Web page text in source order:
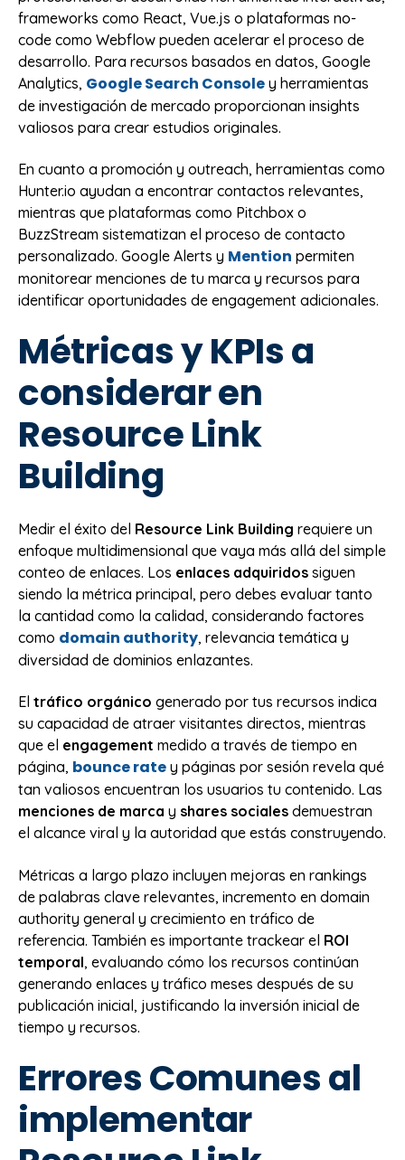
frameworks como React, Vue.js o plataformas no-
code como Webflow pueden acelerar el proceso de
desarrollo. Para recursos basados en datos, Google
Analytics, Google Search Console y herramientas
de investigación de mercado proporcionan insights
valiosos para crear estudios originales.
En cuanto a promoción y outreach, herramientas como
Hunter.io ayudan a encontrar contactos relevantes,
mientras que plataformas como Pitchbox o
BuzzStream sistematizan el proceso de contacto
personalizado. Google Alerts y Mention permiten
monitorear menciones de tu marca y recursos para
identificar oportunidades de engagement adicionales.
Métricas y KPIs a
considerar en
Resource Link
Building
Medir el éxito del Resource Link Building requiere un
enfoque multidimensional que vaya más allá del simple
conteo de enlaces. Los enlaces adquiridos siguen
siendo la métrica principal, pero debes evaluar tanto
la cantidad como la calidad, considerando factores
como domain authority, relevancia temática y
diversidad de dominios enlazantes.
El tráfico orgánico generado por tus recursos indica
su capacidad de atraer visitantes directos, mientras
que el engagement medido a través de tiempo en
página, bounce rate y páginas por sesión revela qué
tan valiosos encuentran los usuarios tu contenido. Las
menciones de marca y shares sociales demuestran
el alcance viral y la autoridad que estás construyendo.
Métricas a largo plazo incluyen mejoras en rankings
de palabras clave relevantes, incremento en domain
authority general y crecimiento en tráfico de
referencia. También es importante trackear el ROI
temporal, evaluando cómo los recursos continúan
generando enlaces y tráfico meses después de su
publicación inicial, justificando la inversión inicial de
tiempo y recursos.
Errores Comunes al
implementar